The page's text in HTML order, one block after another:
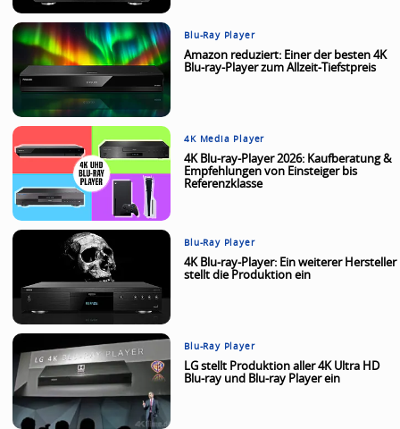
Blu-Ray Player
Amazon reduziert: Einer der besten 4K
Blu-ray-Player zum Allzeit-Tiefstpreis
4K Media Player
4K Blu-ray-Player 2026: Kaufberatung &
Empfehlungen von Einsteiger bis
Referenzklasse
Blu-Ray Player
4K Blu-ray-Player: Ein weiterer Hersteller
stellt die Produktion ein
Blu-Ray Player
LG stellt Produktion aller 4K Ultra HD
Blu-ray und Blu-ray Player ein